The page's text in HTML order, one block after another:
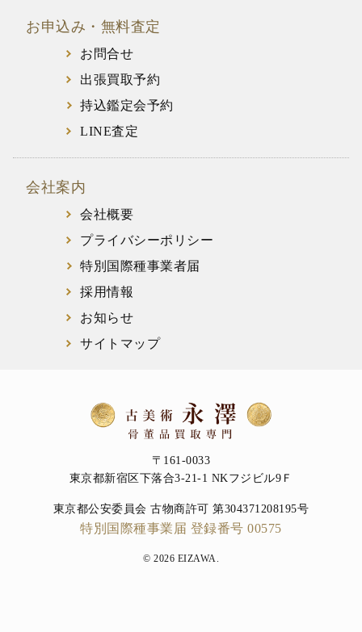
お申込み・無料査定
お問合せ
出張買取予約
持込鑑定会予約
LINE査定
会社案内
会社概要
プライバシーポリシー
特別国際種事業者届
採用情報
お知らせ
サイトマップ
〒161-0033
東京都新宿区下落合3-21-1 NKフジビル9Ｆ
東京都公安委員会 古物商許可 第304371208195号
特別国際種事業届 登録番号 00575
© 2026 EIZAWA.